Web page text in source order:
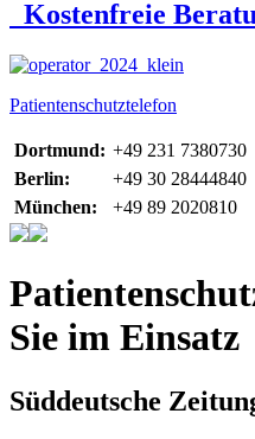
Kostenfreie
Patientenschutztelefon
Dortmund: +49 231 7380730
Berlin:
+49 30 28444840
München:
+49 89 2020810
Sie im Einsatz
Süddeutsche